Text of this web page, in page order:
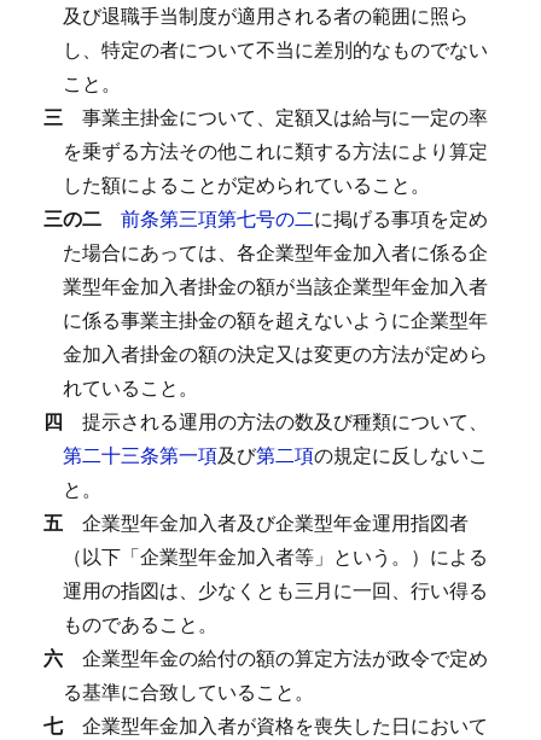
及び退職手当制度が適用される者の範囲に照ら
し、特定の者について不当に差別的なものでない
こと。
三 事業主掛金について、定額又は給与に一定の率
を乗ずる方法その他これに類する方法により算定
した額によることが定められていること。
三の二 前条第三項第七号の二に掲げる事項を定め
た場合にあっては、各企業型年金加入者に係る企
業型年金加入者掛金の額が当該企業型年金加入者
に係る事業主掛金の額を超えないように企業型年
金加入者掛金の額の決定又は変更の方法が定めら
れていること。
四 提示される運用の方法の数及び種類について、
第二十三条第一項及び第二項の規定に反しないこ
と。
五 企業型年金加入者及び企業型年金運用指図者
（以下「企業型年金加入者等」という。）による
運用の指図は、少なくとも三月に一回、行い得る
ものであること。
六 企業型年金の給付の額の算定方法が政令で定め
る基準に合致していること。
七 企業型年金加入者が資格を喪失した日において